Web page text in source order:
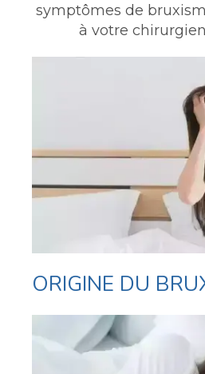
symptômes de
à votre
ORIGINE DU